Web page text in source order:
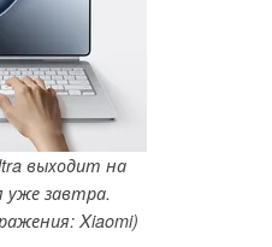
выходит на
уже завтра.
Xiaomi)